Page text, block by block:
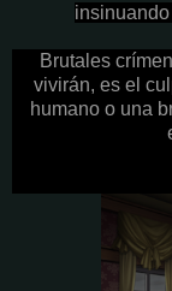
Brutales
vivirán, es el
humano o una